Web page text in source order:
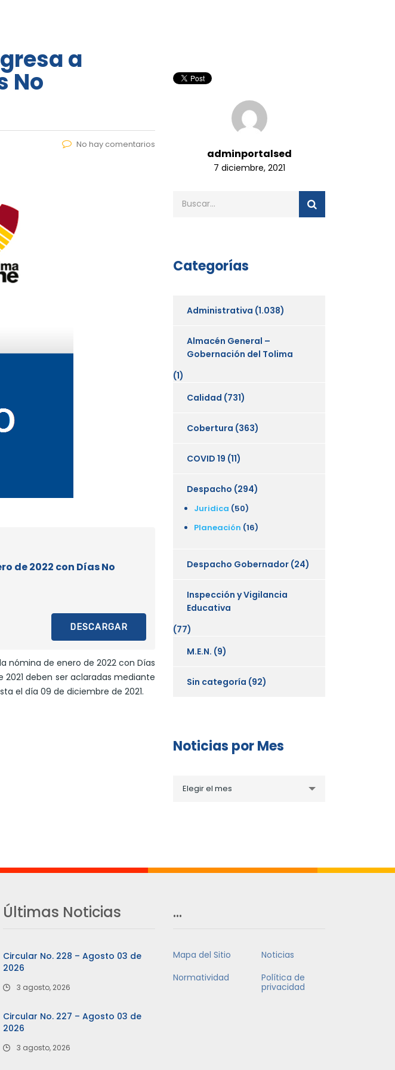
a
No
No hay comentarios
de 2022 con Días No
DESCARGAR
nómina de enero de 2022 con Días
2021 deben ser aclaradas mediante
el día 09 de diciembre de 2021.
adminportalsed
7 diciembre, 2021
Categorías
Administrativa (1.038)
Almacén General –
Gobernación del Tolima
(1)
Calidad (731)
Cobertura (363)
COVID 19 (11)
Despacho (294)
Juridica (50)
Planeación (16)
Despacho Gobernador (24)
Inspección y Vigilancia
Educativa
(77)
M.E.N. (9)
Sin categoría (92)
Noticias por Mes
porElegir el mes
Últimas Noticias
Circular No. 228 – Agosto 03 de
2026
3 agosto, 2026
Circular No. 227 – Agosto 03 de
2026
3 agosto, 2026
…
Mapa del Sitio
Noticias
Normatividad
Política de
privacidad